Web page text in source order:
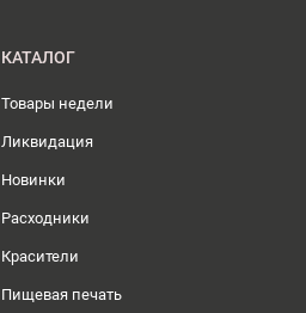
КАТАЛОГ
Товары недели
Ликвидация
Новинки
Расходники
Красители
Пищевая печать